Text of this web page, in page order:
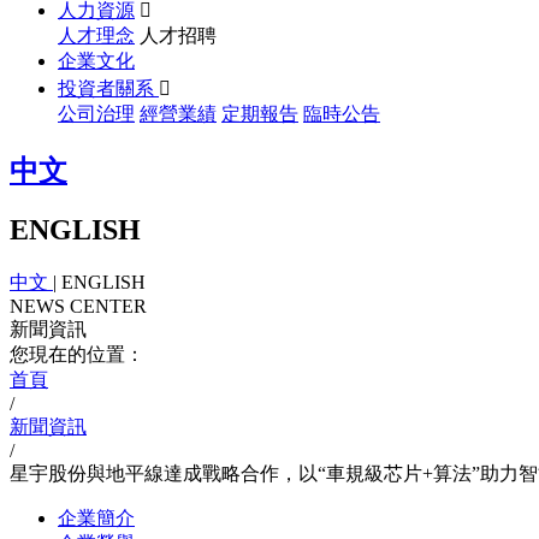
人力資源 
人才理念 人才招聘
企業文化
投資者關系 
公司治理 經營業績 定期報告 臨時公告
中文
ENGLISH
中文 | ENGLISH
NEWS CENTER
新聞資訊
您現在的位置：
首頁
/
新聞資訊
/
星宇股份與地平線達成戰略合作，以“車規級芯片+算法”助力
企業簡介